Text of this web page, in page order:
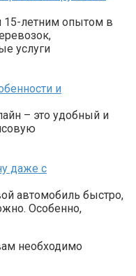
15-летним опытом в
услуги
и
– это удобный и
даже с
автомобиль быстро,
Особенно,
необходимо